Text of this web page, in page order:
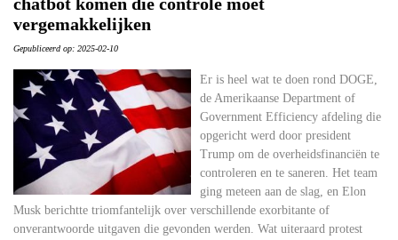
vergemakkelijken
Gepubliceerd op: 2025-02-10
Er is heel wat te doen rond DOGE,
de Amerikaanse Department of
Government Efficiency afdeling die
opgericht werd door president
Trump om de overheidsfinanciën te
controleren en te saneren. Het team
ging meteen aan de slag, en Elon
Musk berichtte triomfantelijk over verschillende exorbitante of
onverantwoorde uitgaven die gevonden werden. Wat uiteraard protest